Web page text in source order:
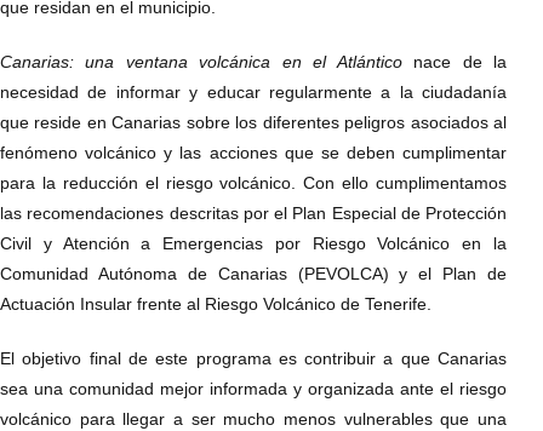
que residan en el municipio.
Canarias: una ventana volcánica en el Atlántico nace de la
necesidad de informar y educar regularmente a la ciudadanía
que reside en Canarias sobre los diferentes peligros asociados al
fenómeno volcánico y las acciones que se deben cumplimentar
para la reducción el riesgo volcánico. Con ello cumplimentamos
las recomendaciones descritas por el Plan Especial de Protección
Civil y Atención a Emergencias por Riesgo Volcánico en la
Comunidad Autónoma de Canarias (PEVOLCA) y el Plan de
Actuación Insular frente al Riesgo Volcánico de Tenerife.
El objetivo final de este programa es contribuir a que Canarias
sea una comunidad mejor informada y organizada ante el riesgo
volcánico para llegar a ser mucho menos vulnerables que una